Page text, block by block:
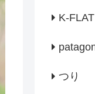
K-FLAT
つり